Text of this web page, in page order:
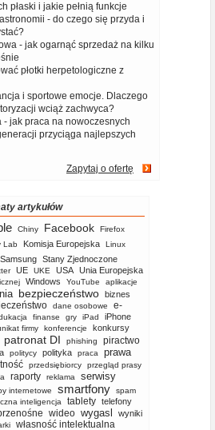
płaski i jakie pełnią funkcje
- do czego się przyda i
- jak ogarnąć sprzedaż na kilku
płotki herpetologiczne z
i sportowe emocje. Dlaczego
wciąż zachwyca?
- jak praca na nowoczesnych
przyciąga najlepszych
Zapytaj o ofertę
artykułów
Chiny Facebook Firefox
Lab Komisja Europejska Linux
Samsung Stany Zjednoczone
UE UKE USA Unia Europejska
Windows YouTube aplikacje
bezpieczeństwo biznes
dane osobowe
e-
finanse gry iPad iPhone
firmy konferencje konkursy
patronat DI phishing piractwo
politycy polityka praca
prawa
przedsiębiorcy
przegląd prasy
raporty reklama
serwisy
internetowe smartfony
spam
inteligencja tablety telefony
wideo wygasl
wyniki
własność intelektualna